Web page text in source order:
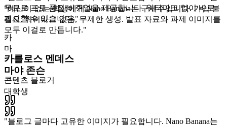
"예산이 없는 학생에게 Nano Banana는 구세주입니다. 가입 불
필요, 워터마크 없음, 무제한 생성. 발표 자료와 과제 이미지를
모두 이걸로 만듭니다."
마
마야 존슨
대학생
무료로 프로 품질 비주얼을 제공합니다. 워터마크 없이 바로
게시할 수 있습니다."
카
카를로스 멘데스
콘텐츠 블로거
"블로그 글마다 고유한 이미지가 필요합니다. Nano Banana는